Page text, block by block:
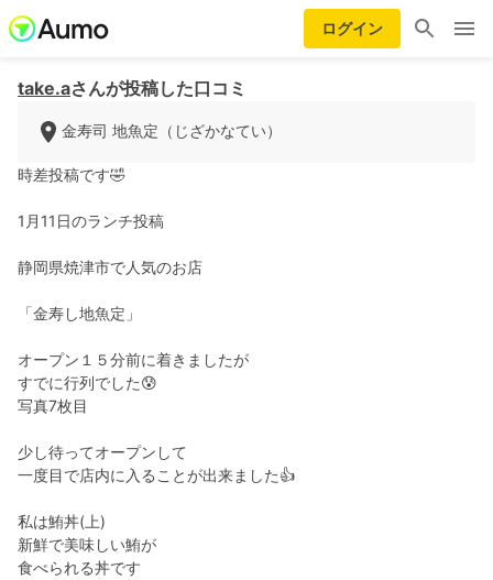
ログイン
take.aさんが投稿した口コミ
金寿司 地魚定（じざかなてい）
時差投稿です🤣
1月11日のランチ投稿
静岡県焼津市で人気のお店
「金寿し地魚定」
オープン１５分前に着きましたが
すでに行列でした😰
写真7枚目
少し待ってオープンして
一度目で店内に入ることが出来ました👍
私は鮪丼(上)
新鮮で美味しい鮪が
食べられる丼です